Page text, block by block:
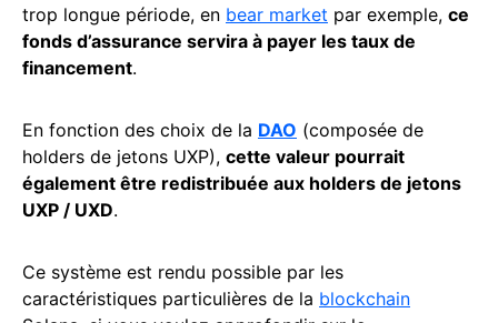
trop longue période, en bear market par exemple, ce
fonds d’assurance servira à payer les taux de
financement.
En fonction des choix de la DAO (composée de
holders de jetons UXP), cette valeur pourrait
également être redistribuée aux holders de jetons
UXP / UXD.
Ce système est rendu possible par les
caractéristiques particulières de la blockchain